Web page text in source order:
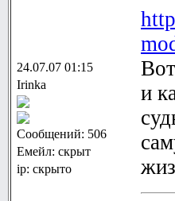
24.07.07 01:15
Irinka
Сообщений: 506
Емейл: скрыт
ip: скрыто
и